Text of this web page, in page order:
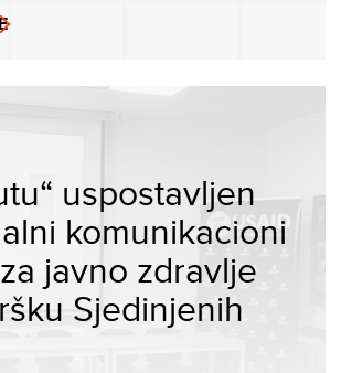
uspostavljen
komunikacioni
javno zdravlje
Sjedinjenih